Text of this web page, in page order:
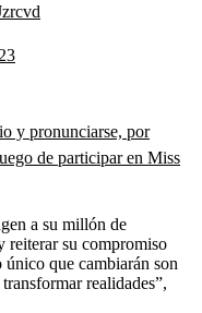
y pronunciarse, por
de participar en Miss
a su millón de
reiterar su compromiso
que cambiarán son
realidades”,